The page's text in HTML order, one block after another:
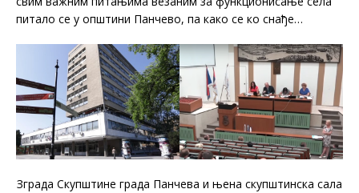
питало се у општини Панчево, па како се ко снађе…
Зграда Скупштине града Панчева и њена скупштинска сала